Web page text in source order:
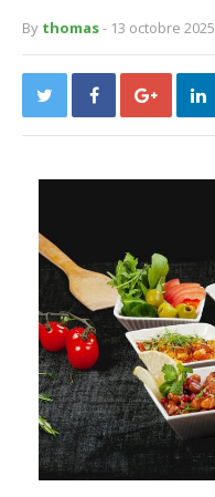
By thomas- 13 octobre 2025